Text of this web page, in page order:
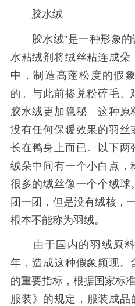
胶水绒
胶水绒”是一种形象的
水粘绒剂将绒丝粘连成
中，制造高蓬松度的假
的。与此前掺兑粉碎毛、
胶水绒更加隐秘。这种
没有任何保暖效果的羽丝
长在鸭身上而已。以下两
绒朵中间有一个小白点
很多的绒丝像一个个绒球
团一团，但是没有绒核，
根本不能称为羽绒。
由于国内的羽绒原料
年，造成这种假象频现
的重要指标，根据国家标
服装》的规定，服装成品